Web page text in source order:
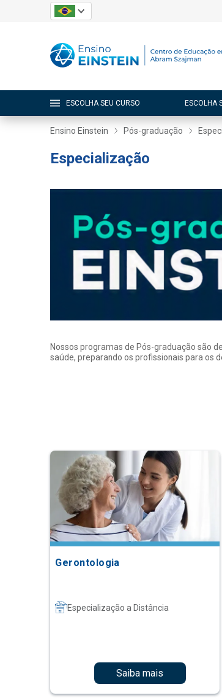
ESCOLHA SEU CURSO ESCOLHA
Ensino Einstein Pós-graduação
Especialização
Nossos programas de Pós-graduação são
saúde, preparando os profissionais para os
Gerontologia
Especialização a Distância
Saiba mais